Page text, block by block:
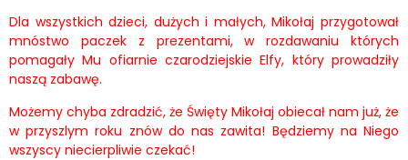
Dla wszystkich dzieci, dużych i małych, Mikołaj przygotował
mnóstwo paczek z prezentami, w rozdawaniu których
pomagały Mu ofiarnie czarodziejskie Elfy, który prowadziły
naszą zabawę.
Możemy chyba zdradzić, że Święty Mikołaj obiecał nam już, że
w przyszlym roku znów do nas zawita! Będziemy na Niego
wszyscy niecierpliwie czekać!